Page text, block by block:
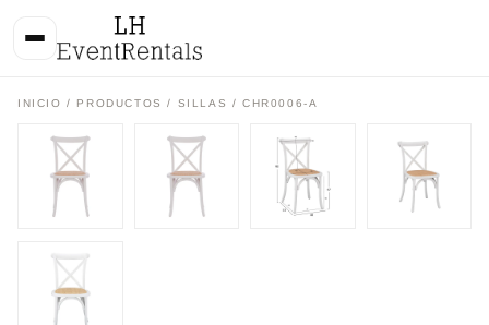
INICIO / PRODUCTOS/ SILLAS / CHR0006-A